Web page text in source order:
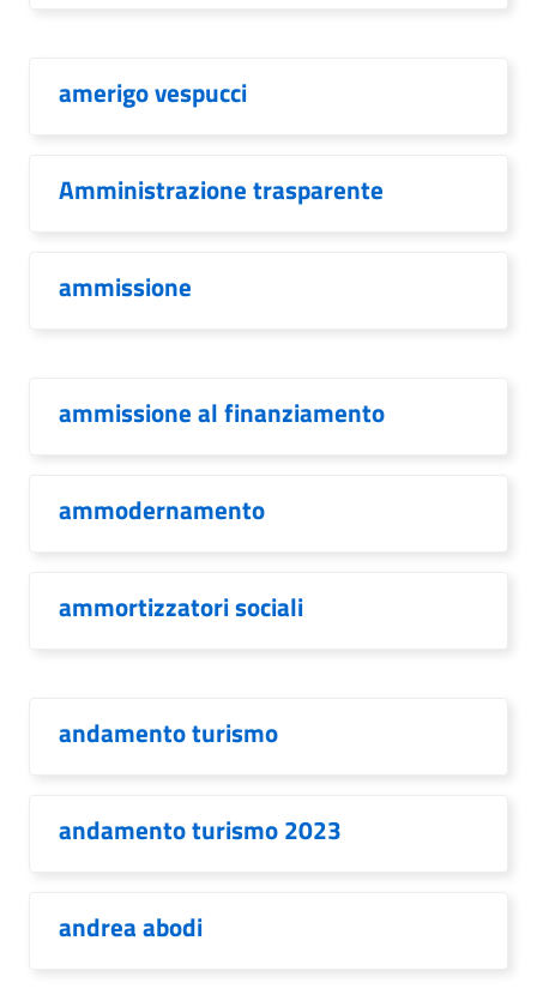
amerigo vespucci
Amministrazione trasparente
ammissione
ammissione al finanziamento
ammodernamento
ammortizzatori sociali
andamento turismo
andamento turismo 2023
andrea abodi